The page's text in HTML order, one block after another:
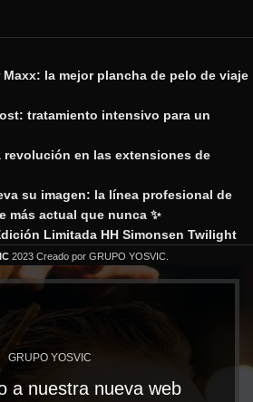
Maxx: la mejor plancha de pelo de viaje
tratamiento intensivo para un
revolución en las extensiones de
su imagen: la línea profesional de
más actual que nunca ✨
Limitada HH Simonsen Twilight
2023 Creado por GRUPO YOSVIC.
GRUPO YOSVIC
a nuestra nueva web